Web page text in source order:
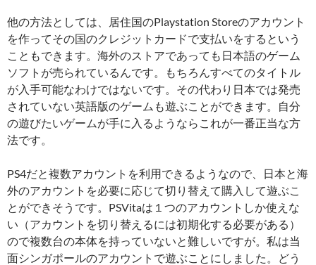
他の方法としては、居住国のPlaystation Storeのアカウント
を作ってその国のクレジットカードで支払いをするという
こともできます。海外のストアであっても日本語のゲーム
ソフトが売られているんです。もちろんすべてのタイトル
が入手可能なわけではないです。その代わり日本では発売
されていない英語版のゲームも遊ぶことができます。自分
の遊びたいゲームが手に入るようならこれが一番正当な方
法です。
PS4だと複数アカウントを利用できるようなので、日本と海
外のアカウントを必要に応じて切り替えて購入して遊ぶこ
とができそうです。PSVitaは１つのアカウントしか使えな
い（アカウントを切り替えるには初期化する必要がある）
ので複数台の本体を持っていないと難しいですが。私は当
面シンガポールのアカウントで遊ぶことにしました。どう